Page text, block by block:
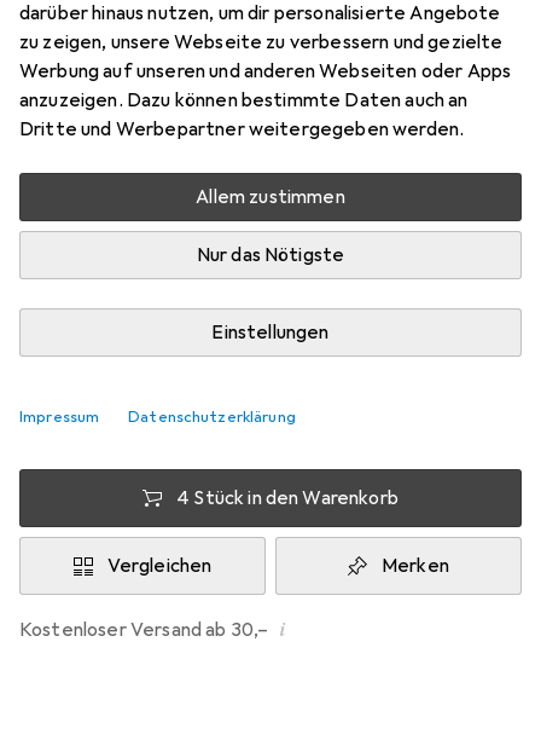
darüber hinaus nutzen, um dir personalisierte Angebote
zu zeigen, unsere Webseite zu verbessern und gezielte
Werbung auf unseren und anderen Webseiten oder Apps
anzuzeigen. Dazu können bestimmte Daten auch an
Dritte und Werbepartner weitergegeben werden.
Allem zustimmen
Nur das Nötigste
Einstellungen
Impressum Datenschutzerklärung
Keystone Modulhalter
Preis in EUR inkl. MwSt.
Bewertungen Marke
Zwischen Di, 11.8. und Do, 13.8. geliefert
Mehr als 10 Stück an Lager beim Lieferanten
Lieferort angeben für genaue Lieferzeit
4 Stück in den Warenkorb
Vergleichen Merken
Kostenloser Versand ab 30,– i